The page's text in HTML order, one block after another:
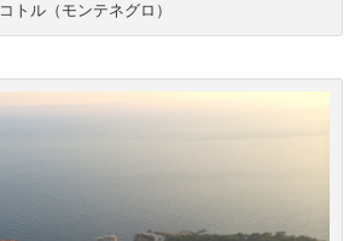
コトル（モンテネグロ）